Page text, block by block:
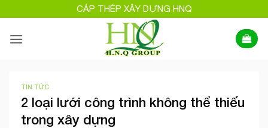
qua
nội
CÁP THÉP XÂY DỰNG HNQ
TIN TỨC
2 loại lưới công trình không thể thiếu
trong xây dựng